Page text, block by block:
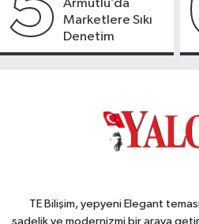
Armutlu’da
Marketlere Sıkı
Denetim
TE Bilişim, yepyeni Elegant
sadelik ve modernizmi bir araya